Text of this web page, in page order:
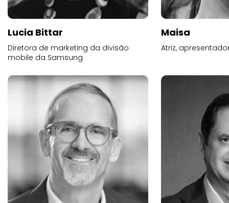
Lucia Bittar
Diretora de marketing da divisão
mobile da Samsung
Maisa
Atriz,